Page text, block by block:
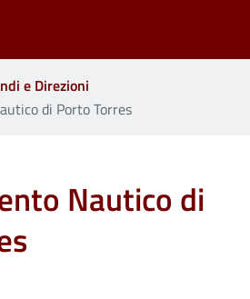
e Direzioni
di Porto Torres
Nautico di